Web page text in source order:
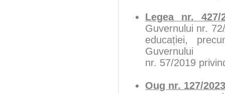
Legea nr. 427/
Guvernului nr.
educației,
Guvernului
nr. 57/2019
Oug nr. 127/